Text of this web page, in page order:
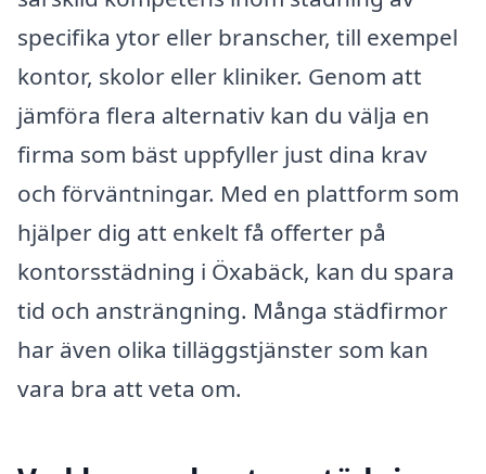
specifika ytor eller branscher, till exempel
kontor, skolor eller kliniker. Genom att
jämföra flera alternativ kan du välja en
firma som bäst uppfyller just dina krav
och förväntningar. Med en plattform som
hjälper dig att enkelt få offerter på
kontorsstädning i Öxabäck, kan du spara
tid och ansträngning. Många städfirmor
har även olika tilläggstjänster som kan
vara bra att veta om.